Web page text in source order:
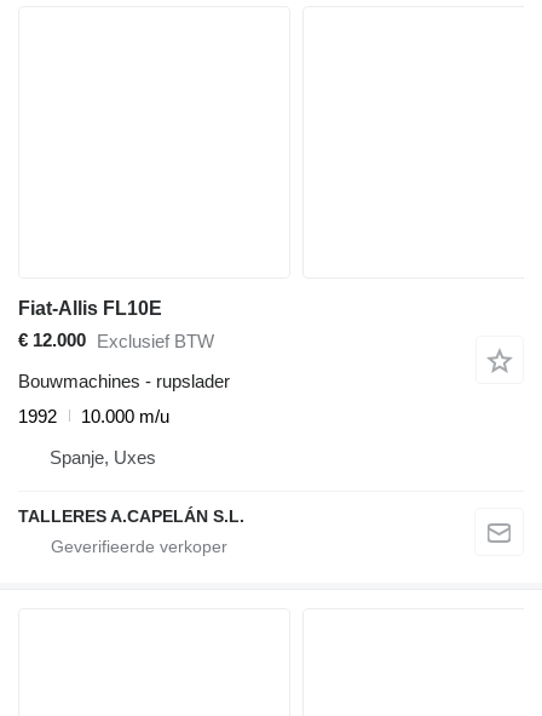
Fiat-Allis FL10E
€ 12.000 Exclusief BTW
Bouwmachines - rupslader
1992
10.000 m/u
Spanje, Uxes
TALLERES A.CAPELÁN S.L.